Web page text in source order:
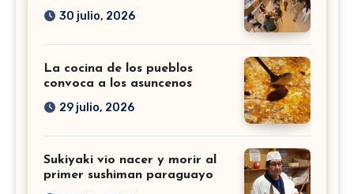
30 julio, 2026
La cocina de los pueblos
convoca a los asuncenos
29 julio, 2026
Sukiyaki vio nacer y morir al
primer sushiman paraguayo